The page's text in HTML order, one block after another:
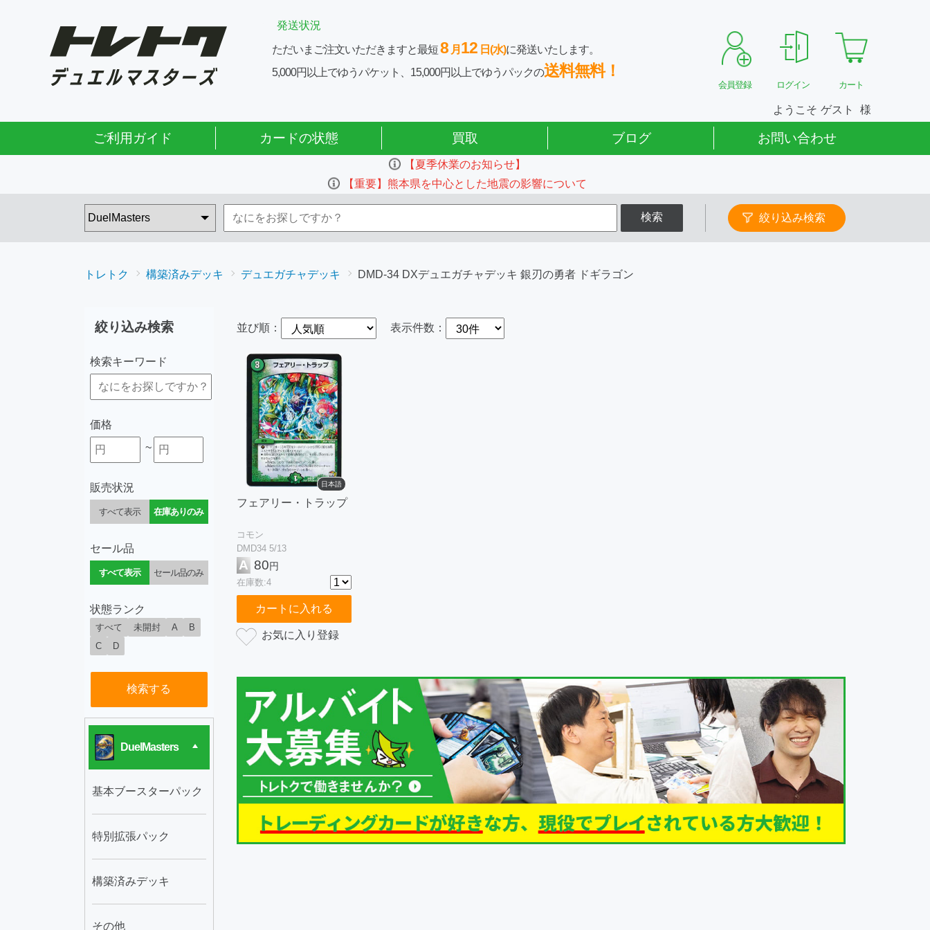
発送状況
ただいまご注文いただきますと最短8 月 12 日(水)に発送いたします。
5,000円以上でゆうパケット、15,000円以上でゆうパックの送料無料！
会員登録 ログイン カート
ようこそ ゲスト
ご利用ガイド カードの状態 買取 ブログ お問い合わせ
【夏季休業のお知らせ】
【重要】熊本県を中心とした地震の影響について
検索 絞り込み検索
トレトク 構築済みデッキ デュエガチャデッキ DMD-34 DXデュエガチャデッキ 銀刃の勇者 ドギラゴン
絞り込み検索
検索キーワード
価格
~
販売状況
すべて表示 在庫ありのみ
セール品
すべて表示 セール品のみ
状態ランク
すべて 未開封 A
B
C
D
検索する
DuelMasters
基本ブースターパック
特別拡張パック
構築済みデッキ
その他
並び順： 表示件数：
日本語
フェアリー・トラップ
コモン
DMD34 5/13
A 80円
在庫数:4
カートに入れる